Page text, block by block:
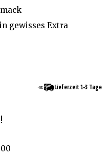
gewisses Extra
Lieferzeit 1-3 Tage